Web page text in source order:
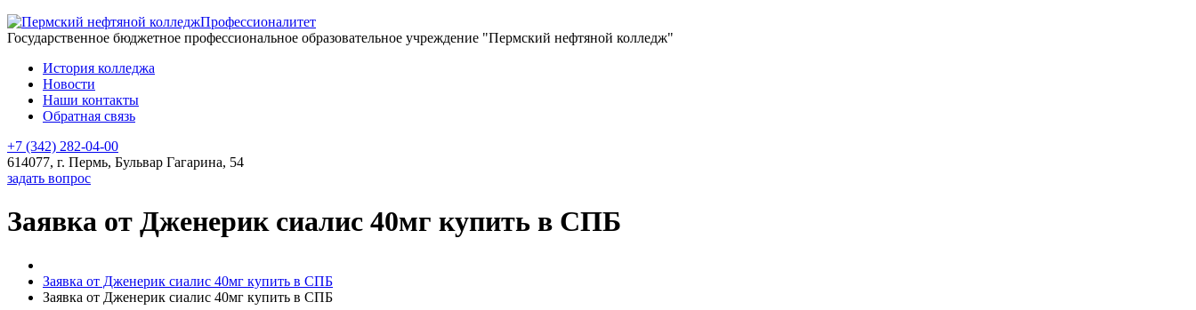
Профессионалитет
Государственное бюджетное профессиональное образовательное учреждение "Пермский нефтяной колледж"
История колледжа
Новости
Наши контакты
Обратная связь
+7 (342) 282-04-00
614077, г. Пермь, Бульвар Гагарина, 54
задать вопрос
Заявка от Дженерик сиалис 40мг купить в СПБ
Заявка от Дженерик сиалис 40мг купить в СПБ
Заявка от Дженерик сиалис 40мг купить в СПБ